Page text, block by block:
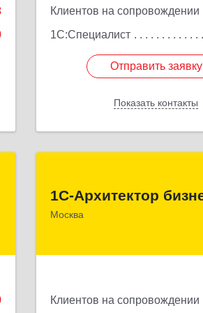
Клиентов на сопровождении
1С:Специалист
Отправить заявку
Показать контакты
Отправить заявку
Назад
1С-Архитектор
Москва
Клиентов на сопровождении
115114, Москва г,